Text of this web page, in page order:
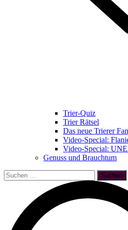
Trier-Quiz
Trier Rätsel
Das neue Trierer
Video-Special:
Video-Special:
Genuss und Brauchtum
Suchen
nach: